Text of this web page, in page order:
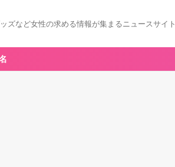
ズなど女性の求める情報が集まるニュースサイト